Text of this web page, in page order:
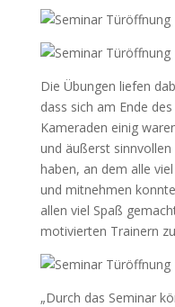
Die Übungen liefen
dass sich am Ende
Kameraden einig
und äußerst
haben, an dem alle
und mitnehmen
allen viel Spaß
motivierten Trainern
„Durch das Seminar